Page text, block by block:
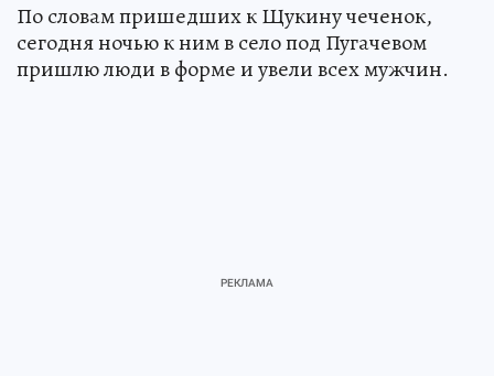
По словам пришедших к Щукину чеченок,
сегодня ночью к ним в село под Пугачевом
пришлю люди в форме и увели всех мужчин.